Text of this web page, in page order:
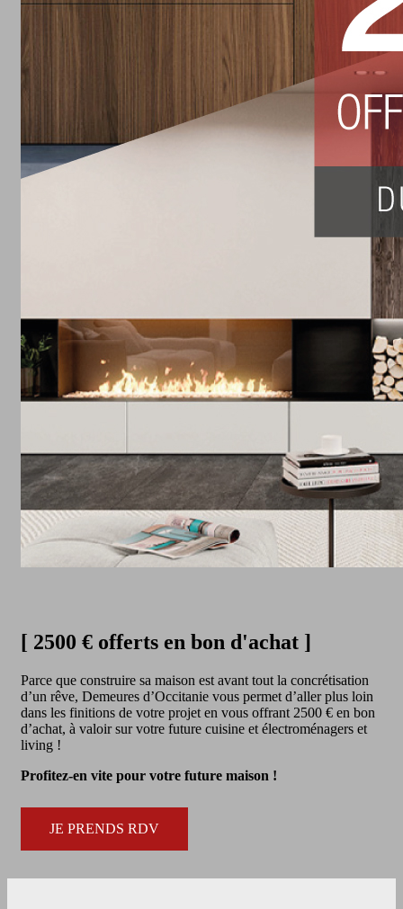
[ 2500 € offerts en bon d'achat ]
Parce que construire sa maison est avant tout la concrétisation
d’un rêve, Demeures d’Occitanie vous permet d’aller plus loin
dans les finitions de votre projet en vous offrant 2500 € en bon
d’achat, à valoir sur votre future cuisine et électroménagers et
living !
Profitez-en vite pour votre future maison !
JE PRENDS RDV